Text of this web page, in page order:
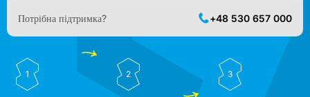
Потрібна підтримка? +48 530 657 000
1 2 3